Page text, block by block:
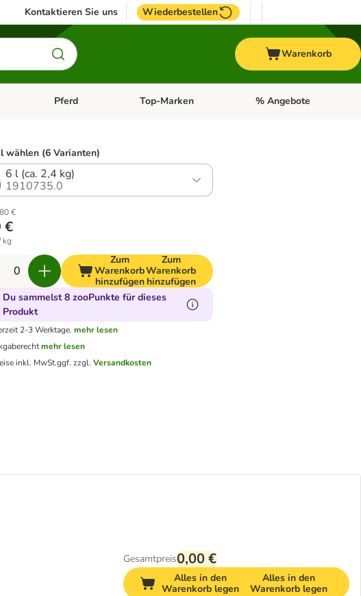
Kontaktieren Sie uns Wiederbestellen
Warenkorb
Menü öffnen: FischKategorie-Menü öffnen: Vogel
Pferd Kategorie-Menü öffnen: Pferd
Top-Marken Kategorie-Menü öffnen:
% Angebote
wählen (6 Varianten)
6 l (ca. 2,4 kg)
1910735.0
€
€
kg
Zum
Warenkorb
hinzufügen
Zum
Warenkorb
hinzufügen
Du sammelst 8 zooPunkte für dieses
Produkt
2-3 Werktage. mehr lesen
mehr lesen
inkl. MwSt.ggf. zzgl. Versandkosten
Gesamtpreis0,00 €
Alles in den
Warenkorb legen
Alles in den
Warenkorb legen